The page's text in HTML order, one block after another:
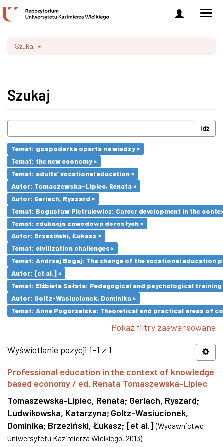
Zaloguj
się
Szukaj
Szukaj
Idź
Temat: gospodarka oparta na wiedzy ×
Temat: the new economy ×
Temat: adults’ vocational education ×
Autor: Tomaszewska-Lipiec, Renata ×
Autor: Gerlach, Ryszard ×
Temat: Bogusław Pietrulewicz: Career development in the
Temat: edukacja zawodowa dorosłych ×
Autor: Brzeziński, Łukasz ×
Temat: civilization challenges ×
Temat: Andrzej Bogaj: The change of the vocational education
Autor: [et al.] ×
Temat: Elżbieta Sałata: Pedagogical and psychological
Autor: Goltz-Wasiucionek, Dominika ×
Temat: Anna Pogorzelska: Theoretical and practical areas of
Pokaż filtry zaawansowane
Wyświetlanie pozycji 1-1 z 1
Professional education in the context of knowledge
based economy / ed. Renata Tomaszewska-Lipiec
Tomaszewska-Lipiec, Renata; Gerlach, Ryszard;
Ludwikowska, Katarzyna; Goltz-Wasiucionek,
Dominika; Brzeziński, Łukasz; [et al.] (Wydawnictwo
Uniwersytetu Kazimierza Wielkiego, 2013)